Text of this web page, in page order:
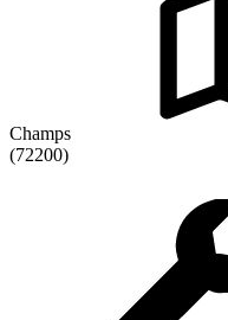
Champs
(72200)